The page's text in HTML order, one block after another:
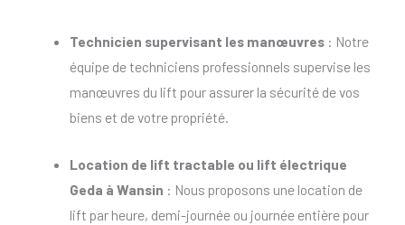
Technicien supervisant les manœuvres: Notre
équipe de techniciens professionnels supervise les
manœuvres du lift pour assurer la sécurité de vos
biens et de votre propriété.
Location de lift tractable ou lift électrique
Geda à Wansin : Nous proposons une location de
lift par heure, demi-journée ou journée entière pour